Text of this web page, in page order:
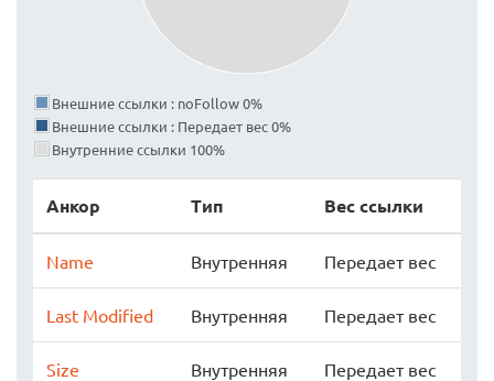
Внешние ссылки : noFollow 0%
Внешние ссылки : Передает вес 0%
Внутренние ссылки 100%
Анкор Тип Вес ссылки
Name Внутренняя Передает вес
Last Modified Внутренняя Передает вес
Size Внутренняя Передает вес